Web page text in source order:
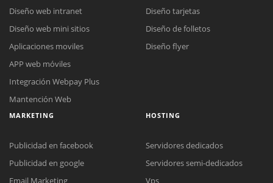
Reunión online
Diseño web intranet
Diseño web mini sitios
Aplicaciones moviles
APP web móviles
Integración Webpay Plus
Mantención Web
Diseño tarjetas
Diseño de folletos
Diseño flyer
MARKETING
Publicidad en facebook
Publicidad en google
Email Marketing
HOSTING
Servidores dedicados
Servidores semi-dedicados
Vps